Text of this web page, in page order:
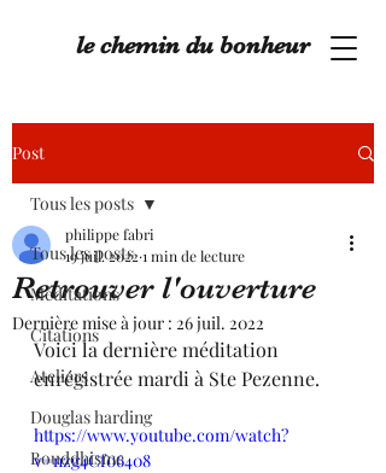
le chemin du bonheur
Post
Tous les posts
Méditations
Citations
Ateliers
Douglas harding
Bouddhisme
Tous les posts
Retrouver l'ouverture
philippe fabri
19 juil. 2022 1 min de lecture
Dernière mise à jour : 26 juil. 2022
Voici la dernière méditation
enrégistrée mardi à Ste Pezenne.
https://www.youtube.com/watch?
v=nzg4Cf06408